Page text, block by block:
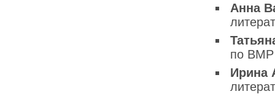
Анна
по ВМР
Ирина